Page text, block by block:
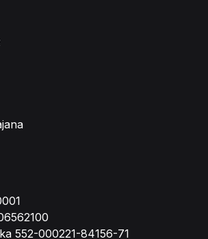
552-000221-84156-71